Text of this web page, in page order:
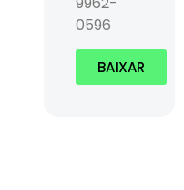
0596
BAIXAR